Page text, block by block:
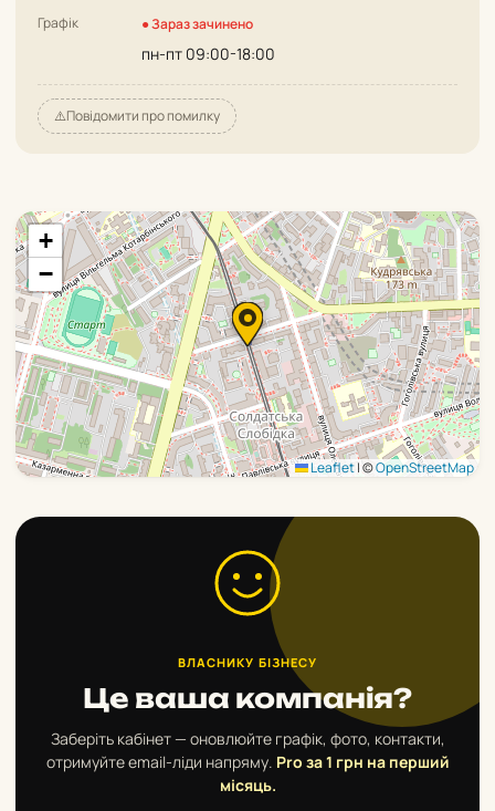
Графік ● Зараз зачинено
пн-пт 09:00-18:00
⚠️Повідомити про помилку
+
−
Leaflet|©OpenStreetMap
ВЛАСНИКУ БІЗНЕСУ
Це ваша компанія?
Заберіть кабінет — оновлюйте графік, фото, контакти,
отримуйте email-ліди напряму. Pro за 1 грн на перший
місяць.